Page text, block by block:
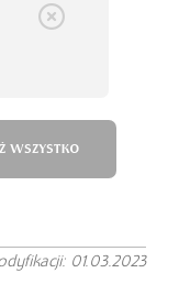
WSZYSTKO
01.03.2023